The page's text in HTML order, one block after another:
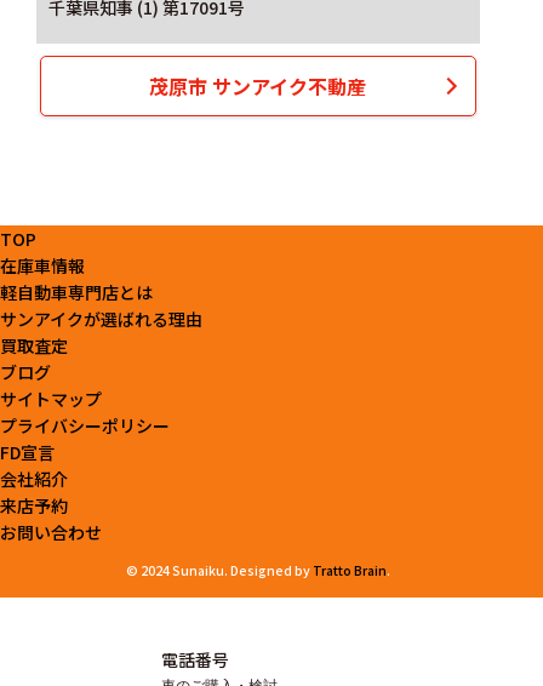
千葉県知事 (1) 第17091号
茂原市 サンアイク不動産
TOP
在庫車情報
軽自動車専門店とは
サンアイクが選ばれる理由
買取査定
ブログ
サイトマップ
プライバシーポリシー
FD宣言
会社紹介
来店予約
お問い合わせ
© 2024 Sunaiku. Designed by Tratto Brain.
電話番号